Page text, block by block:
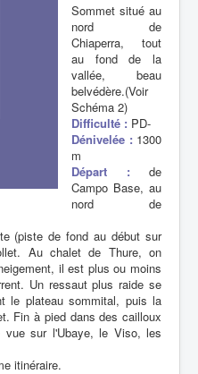
Sommet situé au
nord de
Chiaperra, tout
au fond de la
vallée, beau
belvédère.(Voir
Schéma 2)
Difficulté : PD-
Dénivelée : 1300
m
Départ : de
Campo Base, au
nord de
(piste de fond au début sur
Au chalet de Thure, on
il est plus ou moins
Un ressaut plus raide se
le plateau sommital, puis la
Fin à pied dans des cailloux
sur l'Ubaye, le Viso, les
itinéraire.